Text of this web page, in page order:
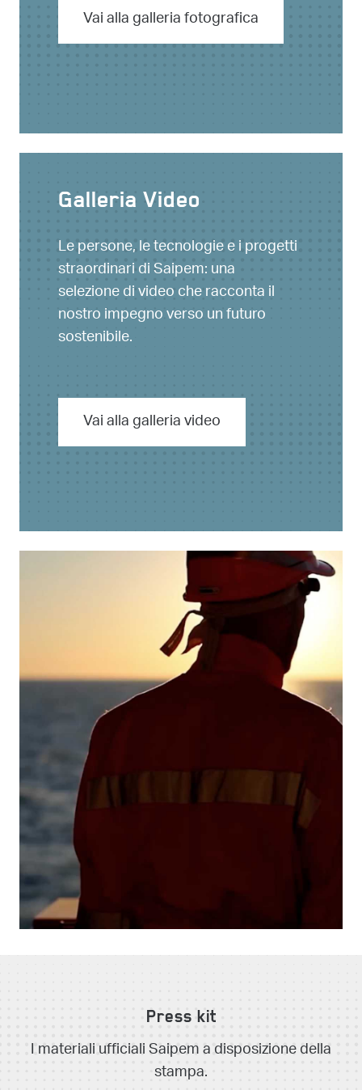
Vai alla galleria fotografica
Galleria Video
Le persone, le tecnologie e i progetti
straordinari di Saipem: una
selezione di video che racconta il
nostro impegno verso un futuro
sostenibile.
Vai alla galleria video
Press kit
I materiali ufficiali Saipem a disposizione della
stampa.